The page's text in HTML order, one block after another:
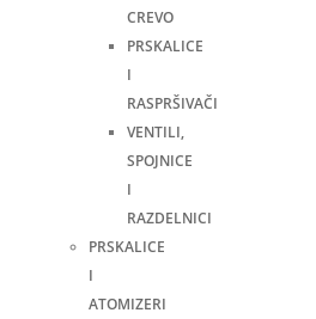
CREVO
PRSKALICE
I
RASPRŠIVAČI
VENTILI,
SPOJNICE
I
RAZDELNICI
PRSKALICE
I
ATOMIZERI